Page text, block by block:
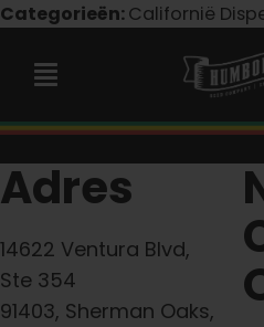
Overslaan
inhoud
Categorieën:Californië
Navigatie
Toggelen
Marley-samenwerking
Autoflower zaden
Adres
14622 Ventura Blvd,
Ste 354
91403, Sherman Oaks,